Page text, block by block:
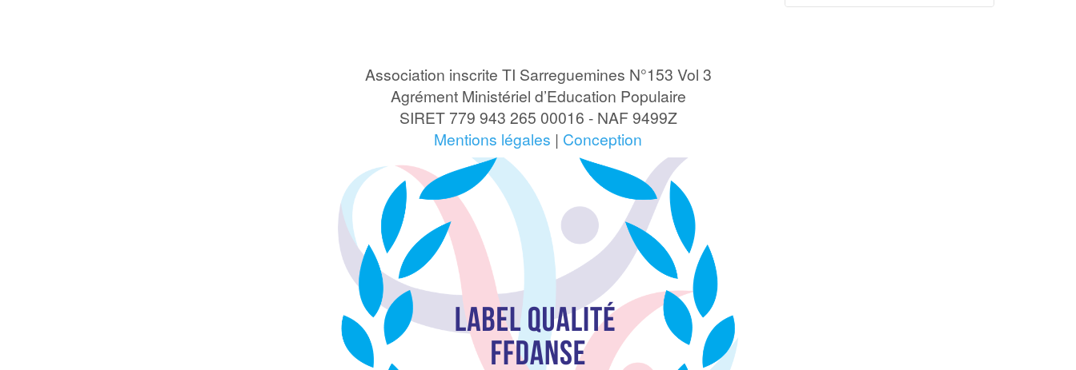
Association inscrite TI Sarreguemines N°153 Vol 3
Agrément Ministériel d’Education Populaire
SIRET 779 943 265 00016 - NAF 9499Z
Mentions légales | Conception